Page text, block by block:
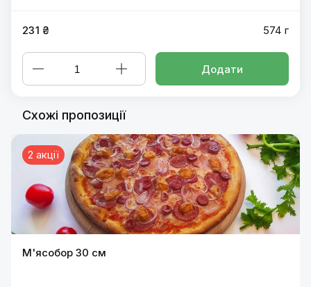
231 ₴ 574 г
Додати
Схожі пропозиції
2 акції
М'ясобор 30 см